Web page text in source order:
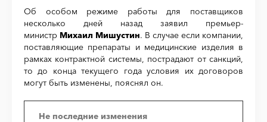
Об особом режиме работы для поставщиков
несколько дней назад заявил премьер-
министр Михаил Мишустин. В случае если компании,
поставляющие препараты и медицинские изделия в
рамках контрактной системы, пострадают от санкций,
то до конца текущего года условия их договоров
могут быть изменены, пояснял он.
Не последние изменения